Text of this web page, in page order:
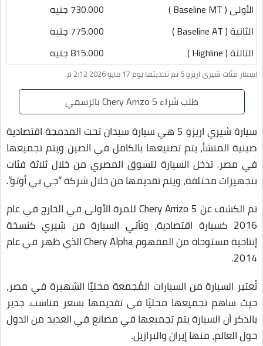
الأولى ( Baseline MT )
730.000 جنيه
الثانية ( Baseline AT )
775.000 جنيه
الثالثة ( Highline )
815.000 جنيه
اسعار فئات شيرى اريزو 5 تم تحديثها يوم 17 مايو 2026 2:12 م.
طلب شراء Chery Arrizo 5 بالرسمي
سيارة شيري اريزو 5 هي سيارة سيدان تحت المدمجة اقتصادية
صينية المنشأ، يتم تصنيعها بالكامل في الصين ويتم تجميعها
في مصر. تدخل السيارة للسوق المصري من خلال ثلاثة فئات
بتجهيزات مختلفة، ويتم تقديمها من خلال شركة “جي بي أوتو”.
تم الكشف عن Chery Arrizo 5 للمرة الأولى في الخارج في عام
2016 كسيارة اقتصادية، وتأتي السيارة من شيري كنسخة
إنتاجية مستوحاة من المفهوم Chery Alpha الذي ظهر في عام
2014.
تُعتبر السيارة من السيارات المُجمعة محليًا الشهيرة في مصر،
حيث ساهم تجميعها محليًا في تقديمها بسعر مناسب. جدير
بالذكر أن السيارة يتم تجميعها في مصانع في العديد من الدول
حول العالم، منها إيران والبرازيل.